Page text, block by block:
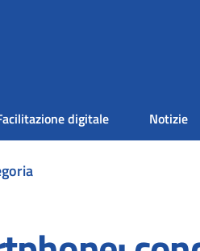
digitale Notizie